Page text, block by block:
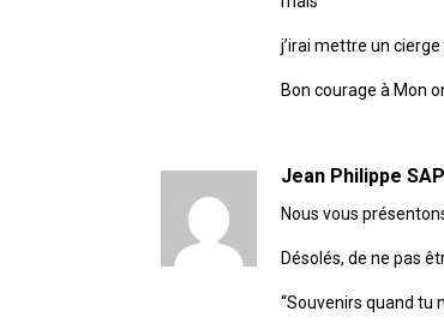
j’irai mettre un cierge
Bon courage à Mon
Jean Philippe
Nous vous
Désolés, de ne pas
“Souvenirs quand tu